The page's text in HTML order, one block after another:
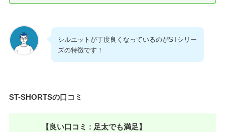
シルエットが丁度良くなっているのがSTシリー
ズの特徴です！
ST-SHORTSの口コミ
【良い口コミ : 足太でも満足】